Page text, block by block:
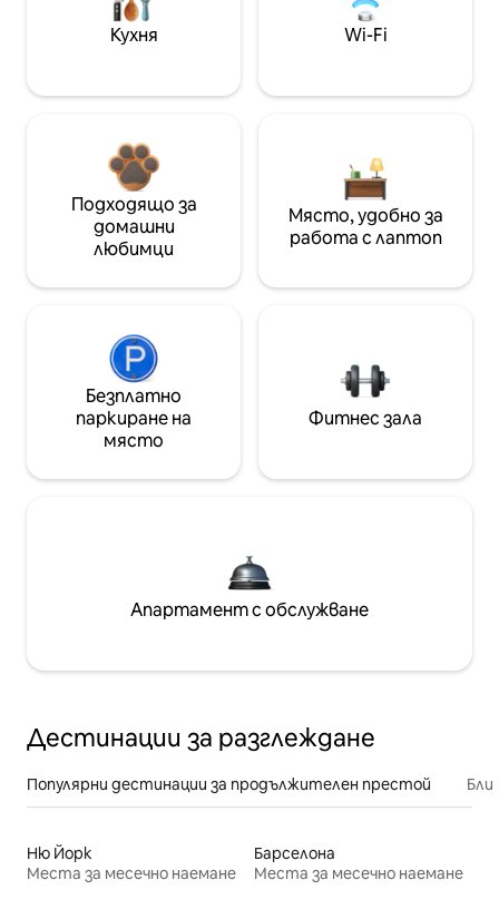
Кухня Wi-Fi
Подходящо за
домашни
любимци
Място, удобно за
работа с лаптоп
Безплатно
паркиране на
място
Фитнес зала
Апартамент с обслужване
Дестинации за разглеждане
Популярни дестинации за продължителен престой
Ню Йорк
Места за месечно наемане
Барселона
Места за месечно наемане